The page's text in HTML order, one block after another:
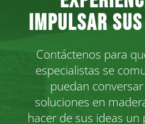
impulsar
Contáctenos para
especialistas se
puedan
soluciones en
hacer de sus ideas